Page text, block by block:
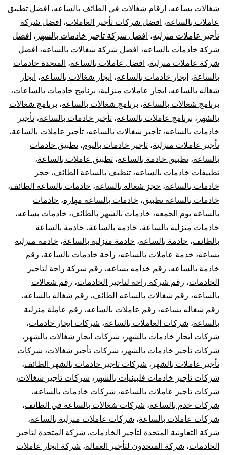
شغالات بساعه، ارقام شغالات في الطائف بالساعه، افضل تطبيق
عاملات بالساعه، افضل شركات تأجير العاملات، افضل شركة
تأجير عاملات منزليه، افضل شركة تاجير خادمات بالشهر ، افضل
شركة خادمات بالساعه، افضل شركة شغالات بالساعه، افضل
شركة عاملات منزلية، افضل عاملات بالساعه، المتحدة خادمات
بالساعة، ايجار خادمات بالساعه، ايجار شغالات بالساعه، ايجار
شغاله بالساعه، ايجار عاملات منزلية، برنامج خادمات بالساعات،
برنامج شغالات بالساعة، برنامج شغالات بالساعه، برنامج شغالات
بالشهر ، برنامج عاملات بالساعه، تأجير خادمات بالساعة، تأجير
خادمات بالساعه، تأجير شغالات بالساعه، تأجير عاملات بالساعة،
تأجير عاملات منزلية، تاجير خادمات باليوم، تطبيق خادمات
بالساعة، تطبيق خادمة بالساعه، تطبيق عاملات بالساعة،
تطبيقات خادمات بالساعه، تنظيف بالساعة الطائف، حجز
خادمات بالساعه، حجز شغاله بالساعه، خادمات بالساعه الطائف،
خادمات بالساعه تطبيق، خادمات بالساعه مهاره، خادمات
بالساعه يوم الجمعه، خادمات بالشهر بالطائف، خادمات بساعه،
خادمات منزلية بالساعة، خادمة بالساعة، خادمة بالساعة
بالطائف، خادمة بالساعه، خادمة منزلية بالساعة، خادمه منزليه
بساعه، خدمة عاملات بالساعه، راحة خادمات بالساعة، رقم
خادمة بالساعه، رقم خدامه بساعه، رقم شركة راحة لتاجير
الخادمات، رقم شركة راحه لتاجير الخادمات، رقم شغالات
بالساعه، رقم شغالات بالساعه الطائف، رقم شغاله بالساعه،
رقم شغاله بساعه، رقم عاملات بالساعه، رقم عاملة منزلية
بالساعة، شركات العاملات بالساعه، شركات ايجار خادمات،
شركات ايجار خادمات بالشهر ، شركات ايجار شغالات بالشهر ،
شركات تأجير خادمات بالشهر ، شركات تأجير شغالات، شركات
تأجير عاملات بالشهر ، شركات تاجير خادمات بالشهر الطائف،
شركات تاجير خادمات فلبينيات بالشهر ، شركات تاجير شغالات،
شركات تاجير عاملات بالساعه، شركات خادمات بالساعه،
شركات خدم بالساعه، شركات شغالات بالساعه في الطائف،
شركات عاملات بالساعة، شركات عاملات منزلية بالساعة،
شركة التعاونية المتحدة لتأجير الخادمات، شركة المتحدة لتاجير
الخادمات، شركة المتحدون لتأجير العمالة، شركة ايجار عاملات